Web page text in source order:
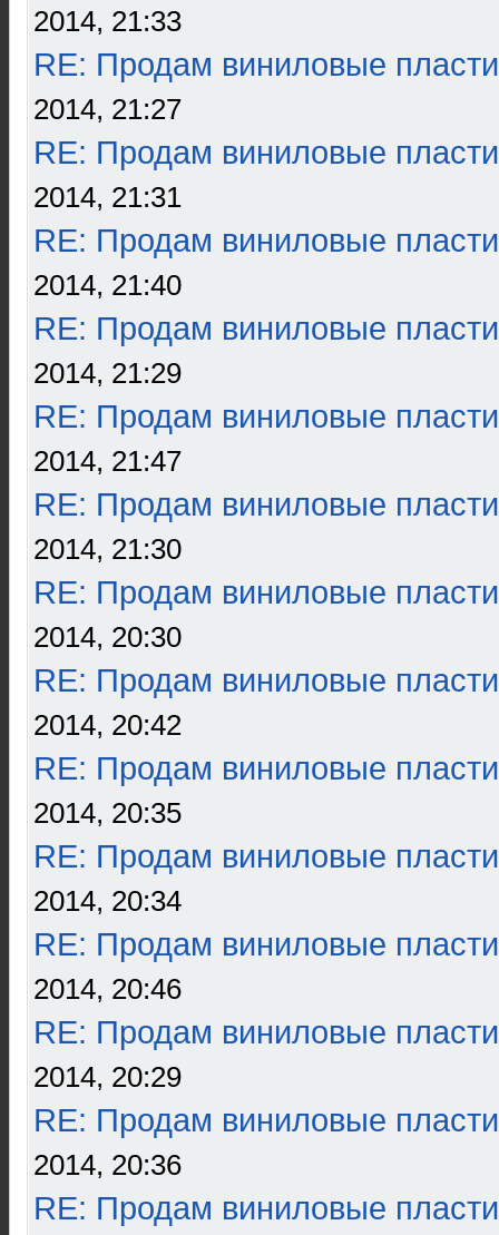
2014, 21:33
RE: Продам виниловые
2014, 21:27
RE: Продам виниловые
2014, 21:31
RE: Продам виниловые
2014, 21:40
RE: Продам виниловые
2014, 21:29
RE: Продам виниловые
2014, 21:47
RE: Продам виниловые
2014, 21:30
RE: Продам виниловые
2014, 20:30
RE: Продам виниловые
2014, 20:42
RE: Продам виниловые
2014, 20:35
RE: Продам виниловые
2014, 20:34
RE: Продам виниловые
2014, 20:46
RE: Продам виниловые
2014, 20:29
RE: Продам виниловые
2014, 20:36
RE: Продам виниловые